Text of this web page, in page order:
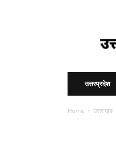
उत्तरप्रदेश
Home उत्तराखंड